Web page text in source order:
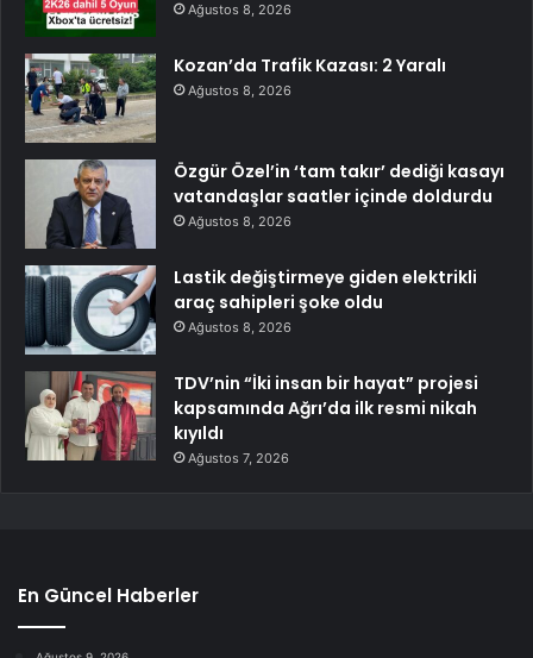
Ağustos 8, 2026
Kozan’da Trafik Kazası: 2 Yaralı
Ağustos 8, 2026
Özgür Özel’in ‘tam takır’ dediği kasayı
vatandaşlar saatler içinde doldurdu
Ağustos 8, 2026
Lastik değiştirmeye giden elektrikli
araç sahipleri şoke oldu
Ağustos 8, 2026
TDV’nin “İki insan bir hayat” projesi
kapsamında Ağrı’da ilk resmi nikah
kıyıldı
Ağustos 7, 2026
En Güncel Haberler